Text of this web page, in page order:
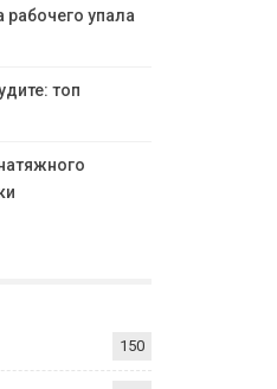
рабочего упала
топ
150